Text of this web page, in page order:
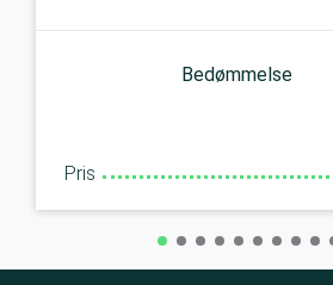
Bedømmelse
Pris